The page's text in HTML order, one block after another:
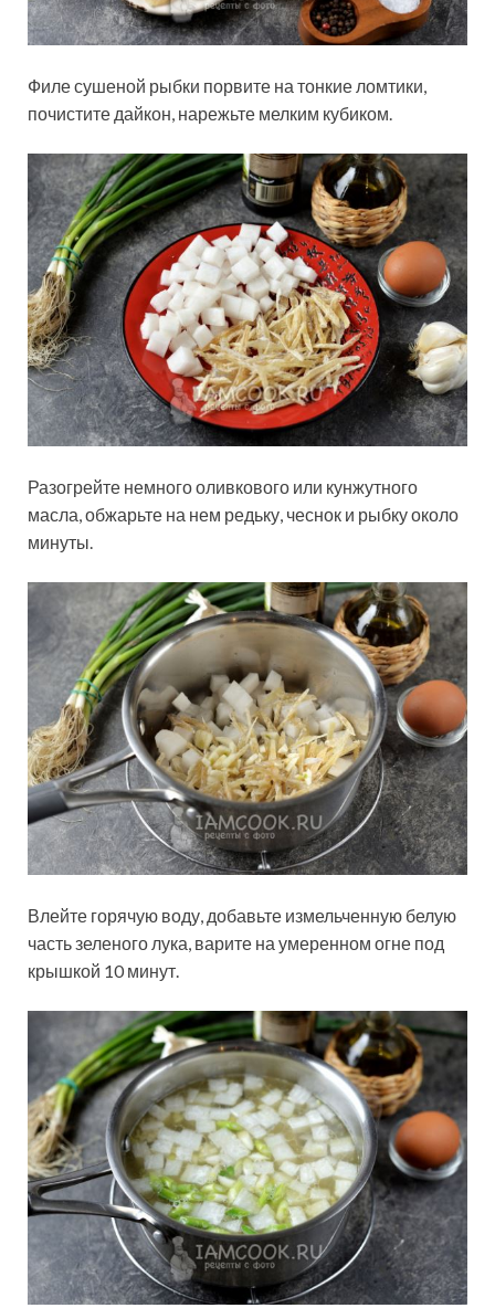
Филе сушеной рыбки порвите на тонкие ломтики,
почистите дайкон, нарежьте мелким кубиком.
Разогрейте немного оливкового или кунжутного
масла, обжарьте на нем редьку, чеснок и рыбку около
минуты.
Влейте горячую воду, добавьте измельченную белую
часть зеленого лука, варите на умеренном огне под
крышкой 10 минут.